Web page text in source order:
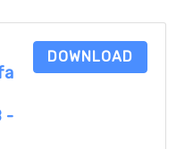
-
DOWNLOAD